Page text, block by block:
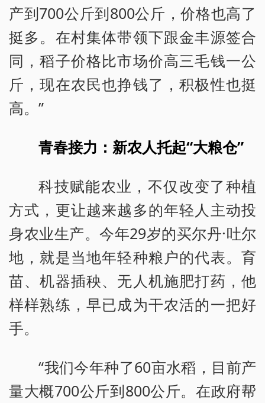
产到700公斤到800公斤，价格也高了
挺多。在村集体带领下跟金丰源签合
同，稻子价格比市场价高三毛钱一公
斤，现在农民也挣钱了，积极性也挺
高。”
青春接力：新农人托起“大粮仓”
科技赋能农业，不仅改变了种植
方式，更让越来越多的年轻人主动投
身农业生产。今年29岁的买尔丹·吐尔
地，就是当地年轻种粮户的代表。育
苗、机器插秧、无人机施肥打药，他
样样熟练，早已成为干农活的一把好
手。
“我们今年种了60亩水稻，目前产
量大概700公斤到800公斤。在政府帮